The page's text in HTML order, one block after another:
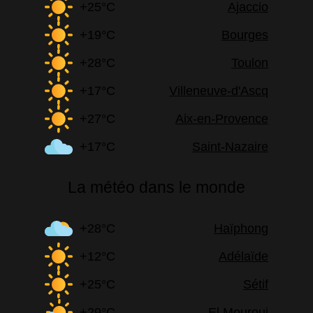
+25°C
Ajaccio
+19°C
Bourges
+28°C
Toulon
+17°C
Villeneuve-d'Ascq
+27°C
Aix-en-Provence
+17°C
Saint-Nazaire
La météo dans le monde
+28°C
Haïphong
+12°C
Adélaïde
+25°C
Sétif